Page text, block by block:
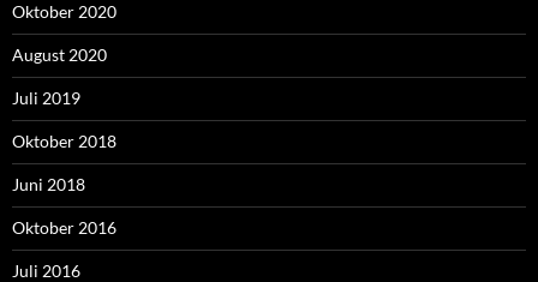
Oktober 2020
August 2020
Juli 2019
Oktober 2018
Juni 2018
Oktober 2016
Juli 2016